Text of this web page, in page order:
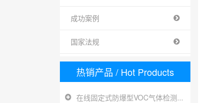
成功案例
国家法规
热销产品 / Hot Products
在线固定式防爆型VOC气体检测...